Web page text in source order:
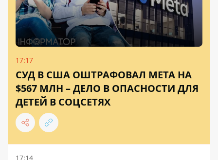
17:17
СУД В США ОШТРАФОВАЛ META НА
$567 МЛН ​​– ДЕЛО В ОПАСНОСТИ ДЛЯ
ДЕТЕЙ В СОЦСЕТЯХ
17:14